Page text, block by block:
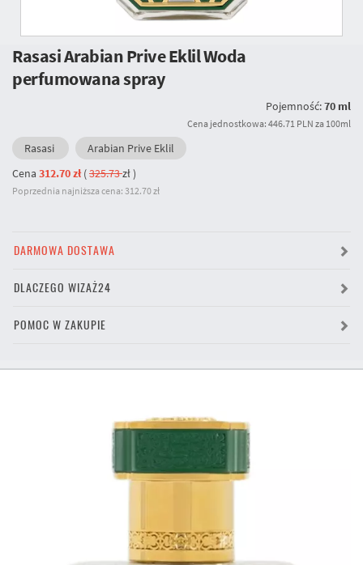
Rasasi Arabian Prive Eklil Woda
perfumowana spray
Pojemność:70 ml
Cena jednostkowa: 446.71 PLN za 100ml
Rasasi
Arabian Prive Eklil
Cena 312.70 zł(325.73zł)
Poprzednia najniższa cena: 312.70 zł
DARMOWA DOSTAWA
DLACZEGO WIZAŻ24
POMOC W ZAKUPIE